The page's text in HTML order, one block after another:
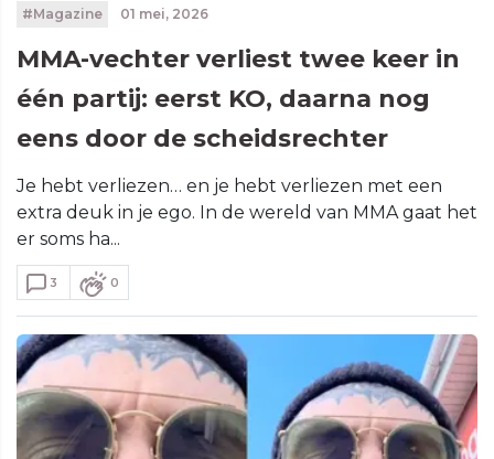
#Magazine 01 mei, 2026
MMA-vechter verliest twee keer in
één partij: eerst KO, daarna nog
eens door de scheidsrechter
Je hebt verliezen… en je hebt verliezen met een
extra deuk in je ego. In de wereld van MMA gaat het
er soms ha...
3 0